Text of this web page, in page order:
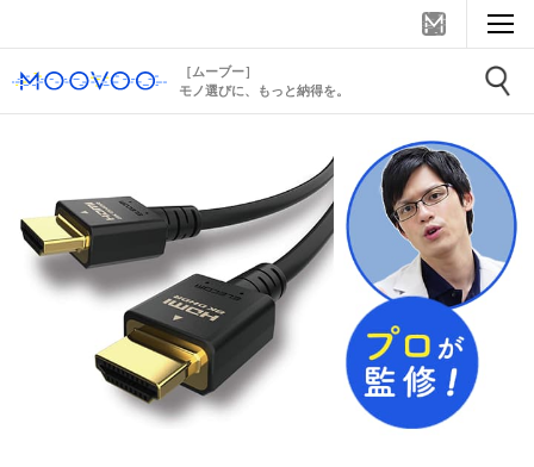
［ムーブー］
モノ選びに、もっと納得を。